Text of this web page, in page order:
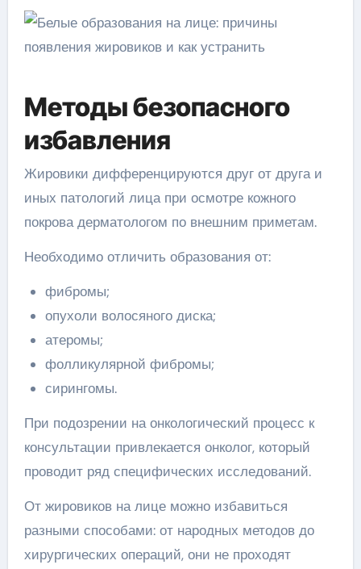
Методы безопасного
избавления
Жировики дифференцируются друг от друга и
иных патологий лица при осмотре кожного
покрова дерматологом по внешним приметам.
Необходимо отличить образования от:
фибромы;
опухоли волосяного диска;
атеромы;
фолликулярной фибромы;
сирингомы.
При подозрении на онкологический процесс к
консультации привлекается онколог, который
проводит ряд специфических исследований.
От жировиков на лице можно избавиться
разными способами: от народных методов до
хирургических операций, они не проходят